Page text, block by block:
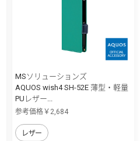
MSソリューションズ
AQUOS wish4 SH-52E 薄型・軽量
PUレザー...
参考価格￥2,684
レザー